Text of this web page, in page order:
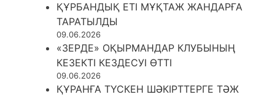
ҚҰРБАНДЫҚ ЕТІ МҰҚТАЖ ЖАНДАРҒА
ТАРАТЫЛДЫ
09.06.2026
«ЗЕРДЕ» ОҚЫРМАНДАР КЛУБЫНЫҢ
КЕЗЕКТІ КЕЗДЕСУІ ӨТТІ
09.06.2026
ҚҰРАНҒА ТҮСКЕН ШӘКІРТТЕРГЕ ТӘЖ